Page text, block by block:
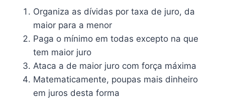
Organiza as dívidas por taxa de juro, da
maior para a menor
Paga o mínimo em todas excepto na que
tem maior juro
Ataca a de maior juro com força máxima
Matematicamente, poupas mais dinheiro
em juros desta forma